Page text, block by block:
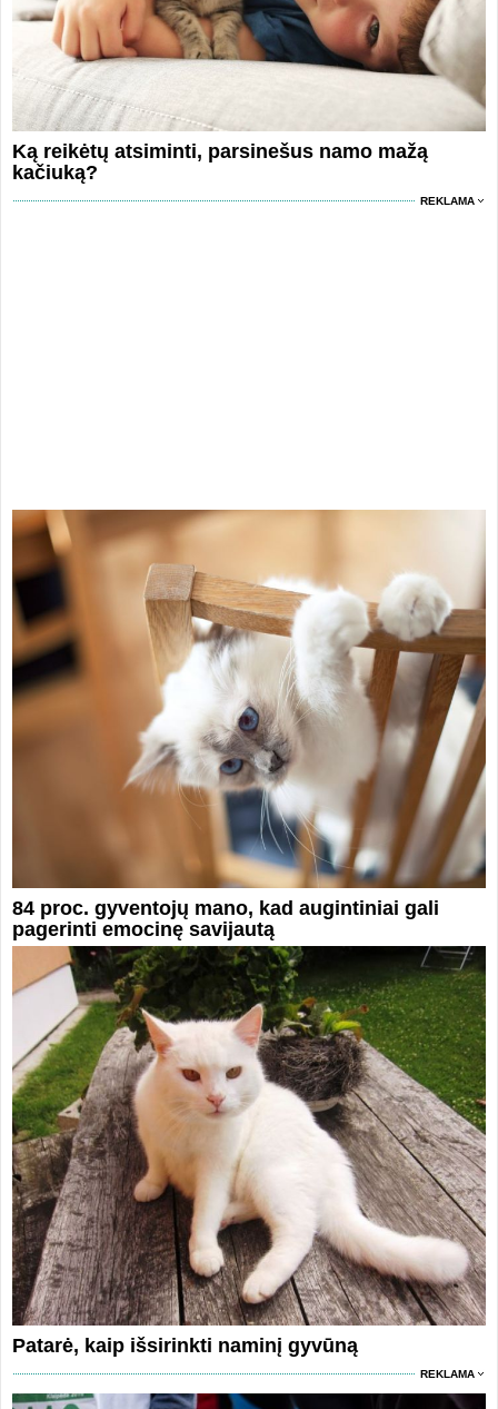
Ką reikėtų atsiminti, parsinešus namo mažą
kačiuką?
REKLAMA
84 proc. gyventojų mano, kad augintiniai gali
pagerinti emocinę savijautą
Patarė, kaip išsirinkti naminį gyvūną
REKLAMA